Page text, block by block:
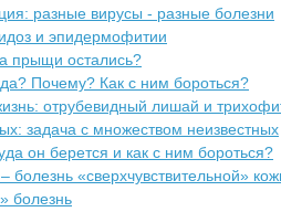
разные вирусы - разные болезни
и эпидермофитии
а прыщи остались?
Почему? Как с ним бороться?
отрубевидный лишай и
задача с множеством неизвестных
он берется и как с ним бороться?
болезнь «сверхчувствительной»
болезнь